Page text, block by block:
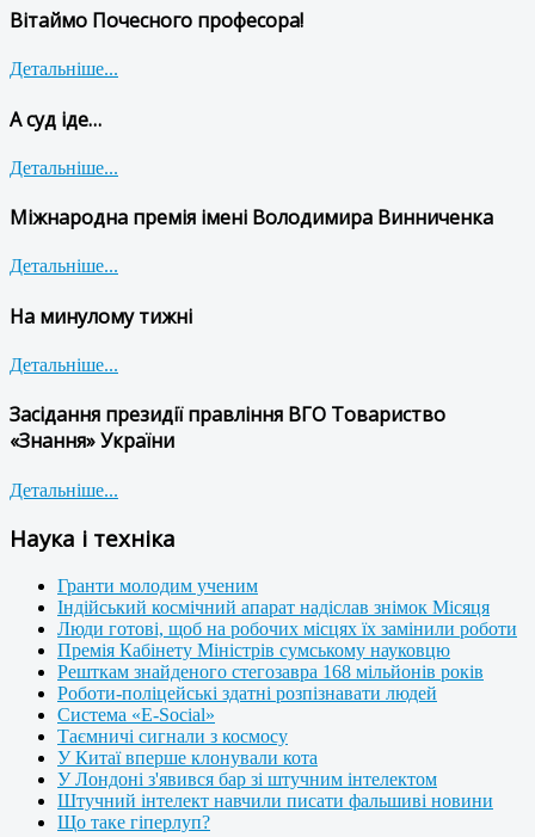
Вітаймо Почесного професора!
Детальніше...
А суд іде…
Детальніше...
Міжнародна премія імені Володимира Винниченка
Детальніше...
На минулому тижні
Детальніше...
Засідання президії правління ВГО Товариство
«Знання» України
Детальніше...
Наука і техніка
Гранти молодим ученим
Індійський космічний апарат надіслав знімок Місяця
Люди готові, щоб на робочих місцях їх замінили роботи
Премія Кабінету Міністрів сумському науковцю
Решткам знайденого стегозавра 168 мільйонів років
Роботи-поліцейські здатні розпізнавати людей
Система «E-Social»
Таємничі сигнали з космосу
У Китаї вперше клонували кота
У Лондоні з'явився бар зі штучним інтелектом
Штучний інтелект навчили писати фальшиві новини
Що таке гіперлуп?